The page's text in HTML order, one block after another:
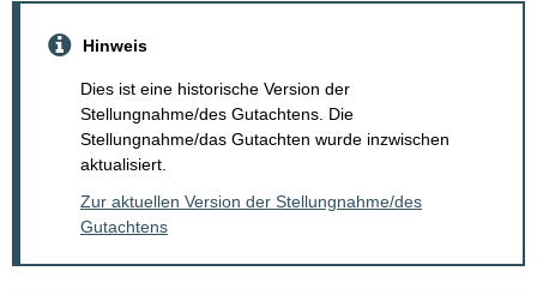
Hinweis
Dies ist eine historische Version der
Stellungnahme/des Gutachtens. Die
Stellungnahme/das Gutachten wurde inzwischen
aktualisiert.
Zur aktuellen Version der Stellungnahme/des
Gutachtens